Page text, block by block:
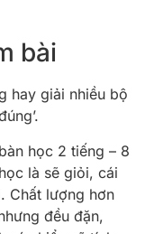
bài
hay giải nhiều bộ
học 2 tiếng – 8
là sẽ giỏi, cái
Chất lượng hơn
đều đặn,